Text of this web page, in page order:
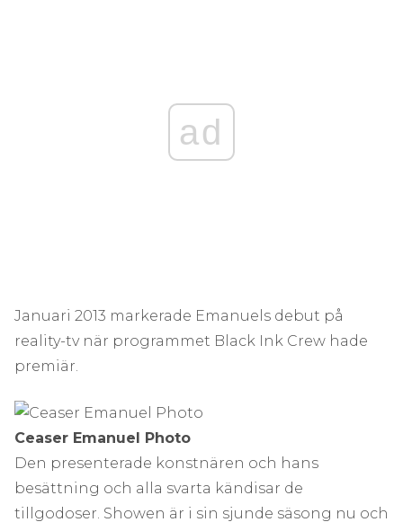
ad
Januari 2013 markerade Emanuels debut på
reality-tv när programmet Black Ink Crew hade
premiär.
Ceaser Emanuel Photo
Den presenterade konstnären och hans
besättning och alla svarta kändisar de
tillgodoser. Showen är i sin sjunde säsong nu och